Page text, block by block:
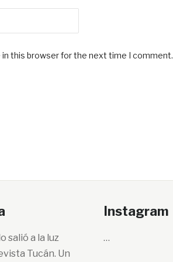
in this browser for the next time I comment.
salió a la luz
Tucán. Un
Instagram
…